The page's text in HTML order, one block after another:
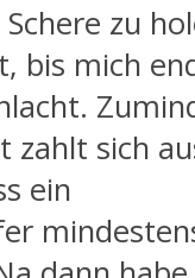
zu
bis mich
zahlt sich
ein